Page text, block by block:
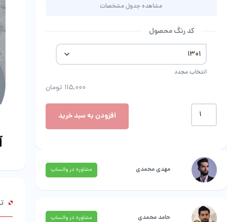
مشاهده جدول مشخصات
کد رنگ محصول
انتخاب مجدد
115,000 تومان
موکت
چلیپا
مصور
عدد
افزودن به سبد خرید
مهدی محمدی مشاوره در واتساپ
حامد محمدی مشاوره در واتساپ